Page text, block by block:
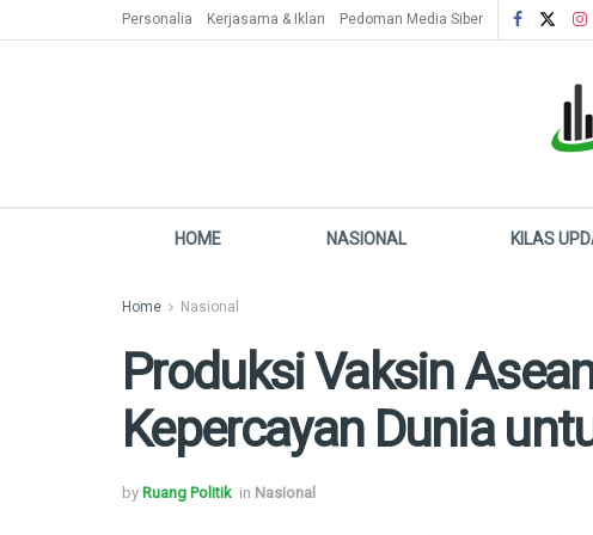
Personalia Kerjasama & Iklan Pedoman Media Siber
HOME NASIONAL KILAS
Home Nasional
Produksi Vaksin
Kepercayan Dunia
by Ruang Politik in Nasional